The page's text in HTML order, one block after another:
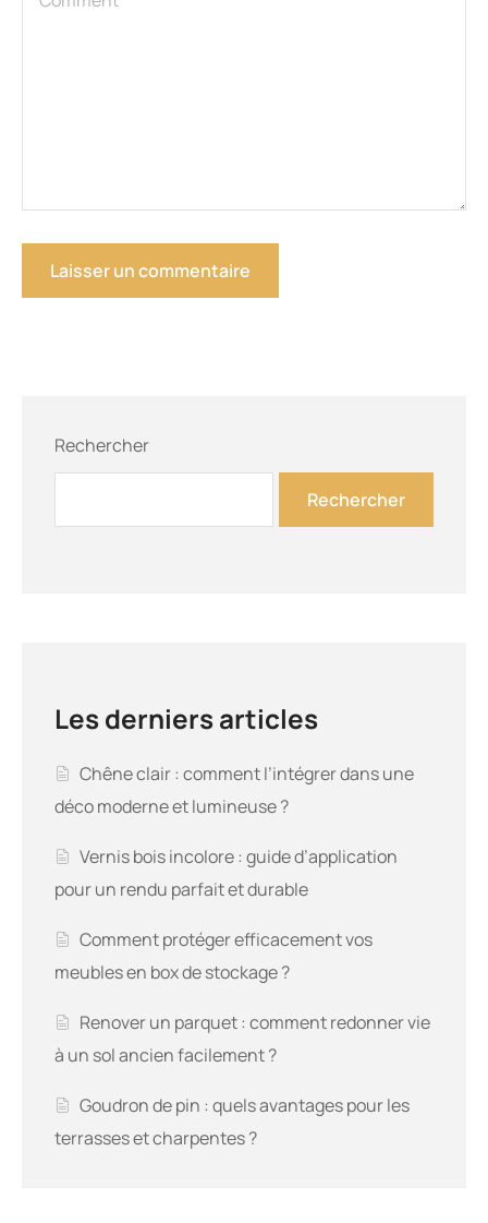
Rechercher
Rechercher
Les derniers articles
Chêne clair : comment l’intégrer dans une
déco moderne et lumineuse ?
Vernis bois incolore : guide d’application
pour un rendu parfait et durable
Comment protéger efficacement vos
meubles en box de stockage ?
Renover un parquet : comment redonner vie
à un sol ancien facilement ?
Goudron de pin : quels avantages pour les
terrasses et charpentes ?